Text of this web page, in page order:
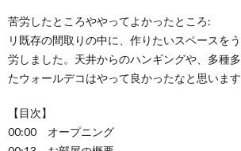
苦労したところややってよかったところ:
リ既存の間取りの中に、作りたいスペースを
労しました。天井からのハンギングや、多種
たウォールデコはやって良かったなと思います
【目次】
00:00 オープニング